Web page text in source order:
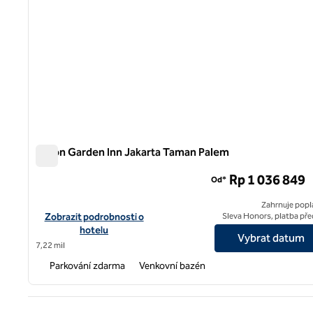
Hilton Garden Inn Jakarta Taman Palem
Zobrazit detaily hotelu v hotelu Hilton Garden Inn Jakarta
Zobrazit podrobnosti o
hotelu
7,22 mil
Od* Rp 1 036 849
Zahrnuje
Sleva Honors, platba
Vybrat datum
Parkování zdarma Venkovní bazén